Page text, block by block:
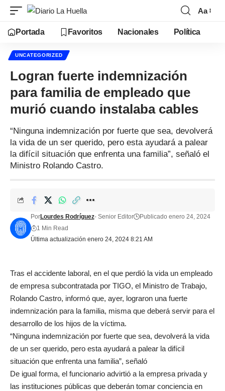
Aa
Portada Favoritos Nacionales Política
UNCATEGORIZED
Logran fuerte indemnización
para familia de empleado que
murió cuando instalaba cables
“Ninguna indemnización por fuerte que sea, devolverá
la vida de un ser querido, pero esta ayudará a palear
la difícil situación que enfrenta una familia”, señaló el
Ministro Rolando Castro.
Última actualización enero 24, 2024 8:21 AM
PorLourdes Rodríguez- Senior Editor
Publicado enero 24, 2024
1 Min Read
Tras el accidente laboral, en el que perdió la vida un empleado
de empresa subcontratada por TIGO, el Ministro de Trabajo,
Rolando Castro, informó que, ayer, lograron una fuerte
indemnización para la familia, misma que deberá servir para el
desarrollo de los hijos de la víctima.
“Ninguna indemnización por fuerte que sea, devolverá la vida
de un ser querido, pero esta ayudará a palear la difícil
situación que enfrenta una familia”, señaló
De igual forma, el funcionario advirtió a la empresa privada y
las instituciones públicas que deberán tomar conciencia en